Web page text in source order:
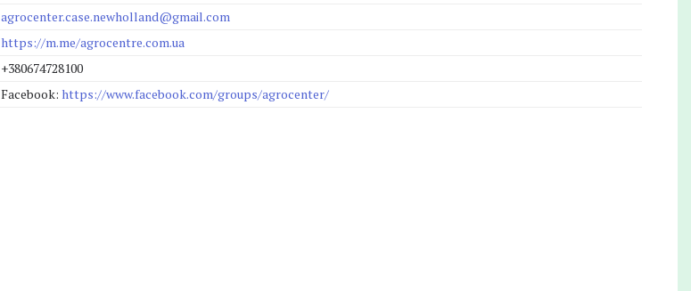
agrocenter.case.newholland@gmail.com
https://m.me/agrocentre.com.ua
+380674728100
Facebook https://www.facebook.com/groups/agrocenter/